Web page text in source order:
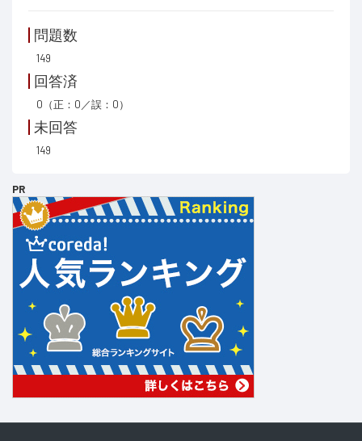
問題数
149
回答済
0（正：0／誤：0）
未回答
149
PR